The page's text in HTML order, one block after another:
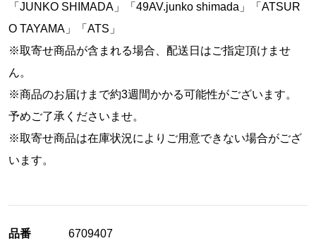
「JUNKO SHIMADA」「49AV.junko shimada」「ATSUR
O TAYAMA」「ATS」
※取寄せ商品が含まれる場合、配送日はご指定頂けませ
ん。
※商品のお届けまで約3週間かかる可能性がございます。
予めご了承くださいませ。
※取寄せ商品は在庫状況によりご用意できない場合がござ
います。
品番
6709407